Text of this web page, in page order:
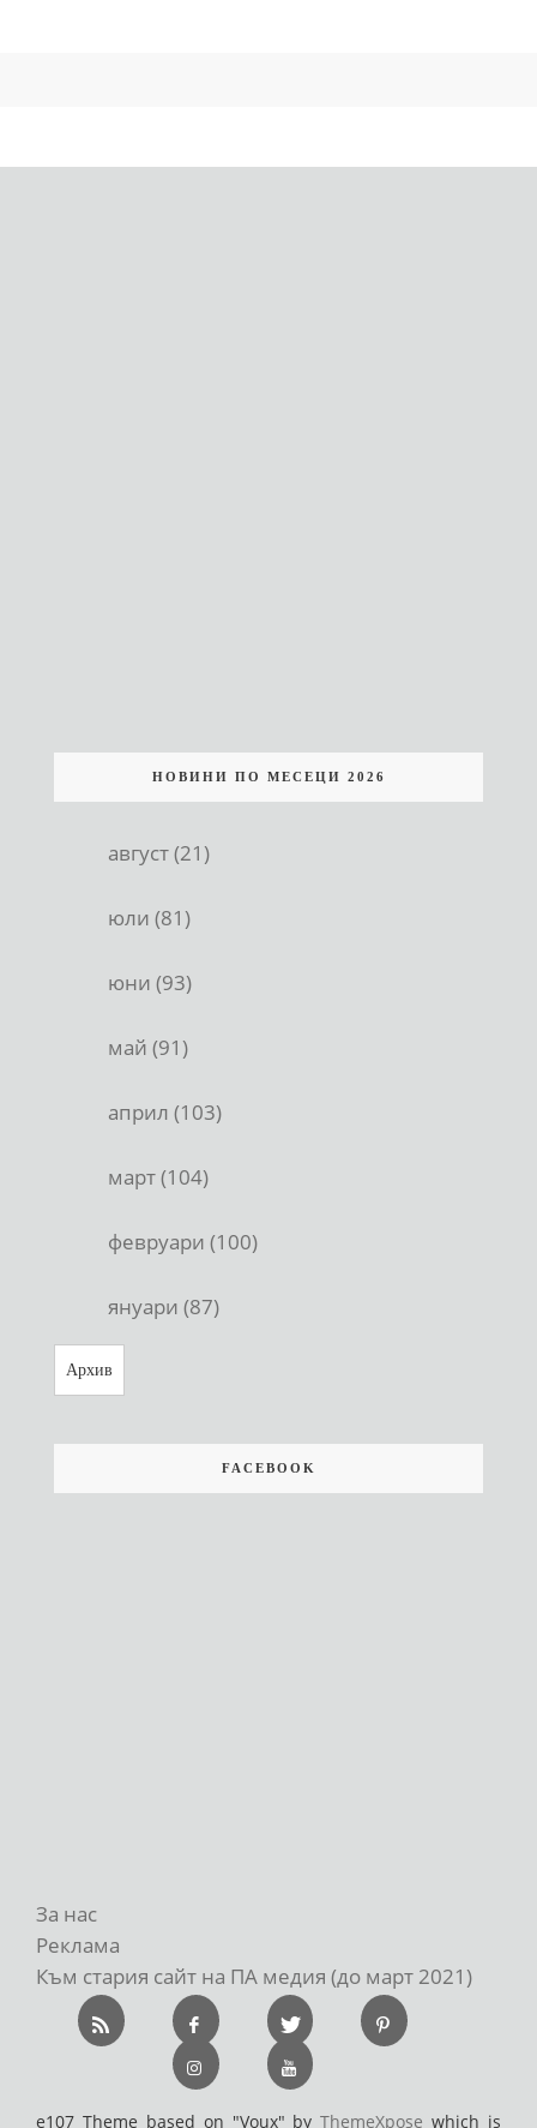
НОВИНИ ПО МЕСЕЦИ 2026
август (21)
юли (81)
юни (93)
май (91)
април (103)
март (104)
февруари (100)
януари (87)
Архив
FACEBOOK
За нас
Реклама
Към стария сайт на ПА медия (до март 2021)
e107 Theme based on "Voux" byThemeXpose which is